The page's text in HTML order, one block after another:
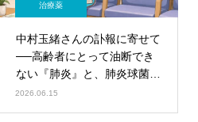
治療薬
中村玉緒さんの訃報に寄せて
──高齢者にとって油断でき
ない『肺炎』と、肺炎球菌ワ
クチンのお話
2026.06.15